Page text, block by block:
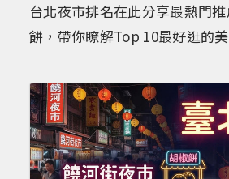
台北夜市排名在此分享最熱門
餅，帶你瞭解Top 10最好逛的